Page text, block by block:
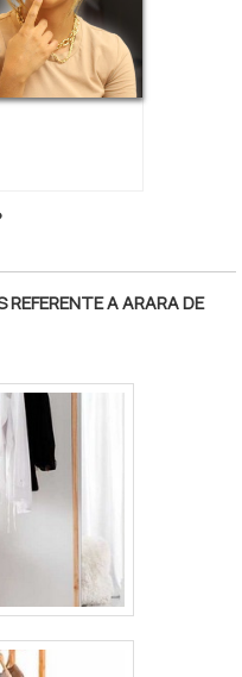
Ella Móveis
quando o
É possível
destaque
investimento
profissionais
positiva no
que
com
Saiba mais
REFERENTE A ARARA DE